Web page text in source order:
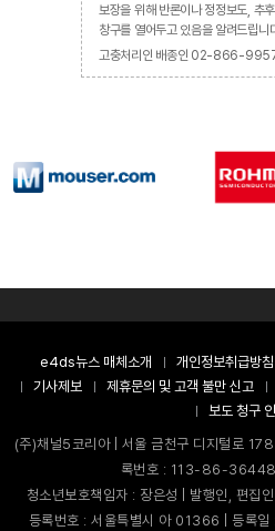
보장을 위해 반론이나 정정보도, 추
창구를 열어두고 있음을 알려드립니
고충처리인 배종인 02-866-
e4ds뉴스 매체소개 개인정보취급방침
기사제보
제휴문의 및 고객 불만 신고
보도 청구
(주)채널5코리아 | 서울 금천구 디지털로
록번호 : 113-86-36448
청소년보호책임자 : 장은성 | 발행인, 편
등록번호 : 서울특별시 아 01366 | 등록